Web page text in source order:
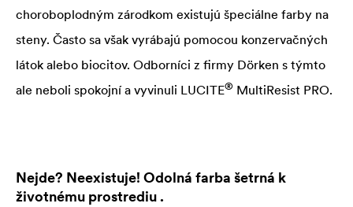
choroboplodným zárodkom existujú špeciálne farby na
steny. Často sa však vyrábajú pomocou konzervačných
látok alebo biocitov. Odborníci z firmy Dörken s týmto
ale neboli spokojní a vyvinuli LUCITE® MultiResist PRO.
Nejde? Neexistuje! Odolná farba šetrná k
životnému prostrediu .